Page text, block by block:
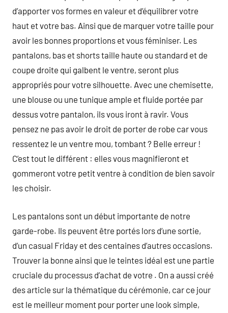
d’apporter vos formes en valeur et d’équilibrer votre
haut et votre bas. Ainsi que de marquer votre taille pour
avoir les bonnes proportions et vous féminiser. Les
pantalons, bas et shorts taille haute ou standard et de
coupe droite qui galbent le ventre, seront plus
appropriés pour votre silhouette. Avec une chemisette,
une blouse ou une tunique ample et fluide portée par
dessus votre pantalon, ils vous iront à ravir. Vous
pensez ne pas avoir le droit de porter de robe car vous
ressentez le un ventre mou, tombant ? Belle erreur !
C’est tout le différent : elles vous magnifieront et
gommeront votre petit ventre à condition de bien savoir
les choisir.
Les pantalons sont un début importante de notre
garde-robe. Ils peuvent être portés lors d’une sortie,
d’un casual Friday et des centaines d’autres occasions.
Trouver la bonne ainsi que le teintes idéal est une partie
cruciale du processus d’achat de votre . On a aussi créé
des article sur la thématique du cérémonie, car ce jour
est le meilleur moment pour porter une look simple,